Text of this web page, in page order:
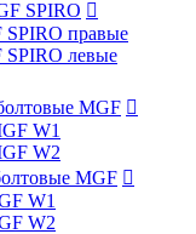
SPIRO 
правые
левые
MGF 
W1
W2
MGF 
W1
W2